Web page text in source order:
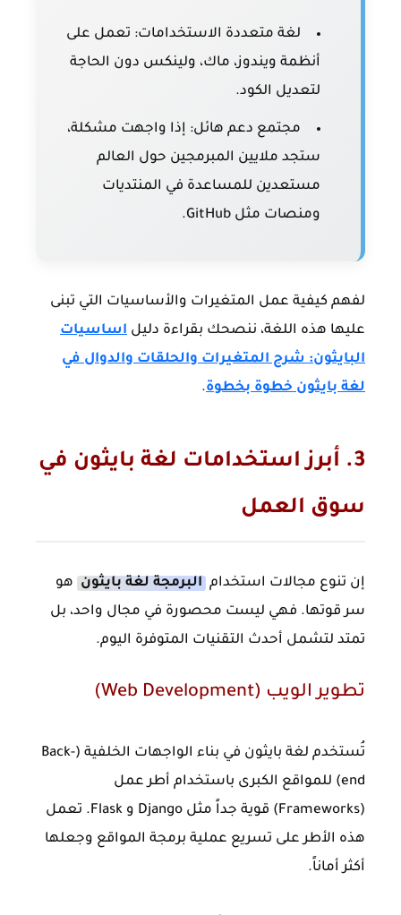
لغة متعددة الاستخدامات: تعمل على
أنظمة ويندوز، ماك، ولينكس دون الحاجة
لتعديل الكود.
مجتمع دعم هائل: إذا واجهت مشكلة،
ستجد ملايين المبرمجين حول العالم
مستعدين للمساعدة في المنتديات
ومنصات مثل GitHub.
لفهم كيفية عمل المتغيرات والأساسيات التي تبنى
عليها هذه اللغة، ننصحك بقراءة دليل اساسيات
البايثون: شرح المتغيرات والحلقات والدوال في
لغة بايثون خطوة بخطوة.
3. أبرز استخدامات لغة بايثون في
سوق العمل
إن تنوع مجالات استخدام البرمجة لغة بايثون هو
سر قوتها. فهي ليست محصورة في مجال واحد، بل
تمتد لتشمل أحدث التقنيات المتوفرة اليوم.
تطوير الويب (Web Development)
تُستخدم لغة بايثون في بناء الواجهات الخلفية (Back-
end) للمواقع الكبرى باستخدام أطر عمل
(Frameworks) قوية جداً مثل Django و Flask. تعمل
هذه الأطر على تسريع عملية برمجة المواقع وجعلها
أكثر أماناً.